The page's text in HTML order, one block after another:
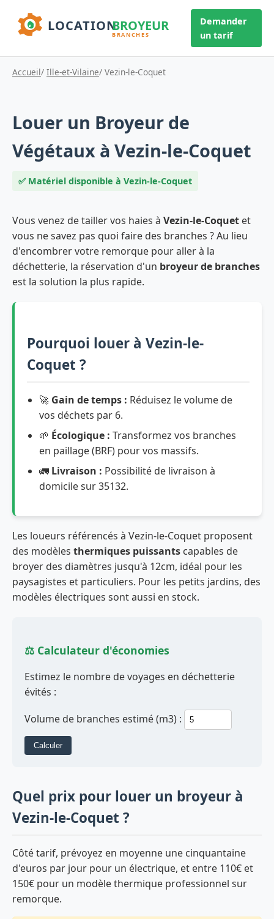
Demander
un tarif
Accueil/ Ille-et-Vilaine/ Vezin-le-Coquet
Louer un Broyeur de
Végétaux à Vezin-le-Coquet
✅ Matériel disponible à Vezin-le-Coquet
Vous venez de tailler vos haies à Vezin-le-Coquet et
vous ne savez pas quoi faire des branches ? Au lieu
d'encombrer votre remorque pour aller à la
déchetterie, la réservation d'un broyeur de branches
est la solution la plus rapide.
Pourquoi louer à Vezin-le-
Coquet ?
🚀 Gain de temps : Réduisez le volume de
vos déchets par 6.
🌱 Écologique : Transformez vos branches
en paillage (BRF) pour vos massifs.
🚛 Livraison : Possibilité de livraison à
domicile sur 35132.
Les loueurs référencés à Vezin-le-Coquet proposent
des modèles thermiques puissants capables de
broyer des diamètres jusqu'à 12cm, idéal pour les
paysagistes et particuliers. Pour les petits jardins, des
modèles électriques sont aussi en stock.
⚖️ Calculateur d'économies
Estimez le nombre de voyages en déchetterie
évités :
Volume de branches estimé (m3) :
Calculer
Quel prix pour louer un broyeur à
Vezin-le-Coquet ?
Côté tarif, prévoyez en moyenne une cinquantaine
d'euros par jour pour un électrique, et entre 110€ et
150€ pour un modèle thermique professionnel sur
remorque.